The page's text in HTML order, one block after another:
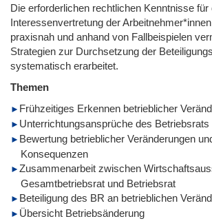
Die erforderlichen rechtlichen Kenntnisse für
Interessenvertretung der
praxisnah und anhand von Fallbeispielen
Strategien zur Durchsetzung der
systematisch erarbeitet.
Themen
Frühzeitiges Erkennen betrieblicher
Unterrichtungsansprüche des Betriebsrats
Bewertung betrieblicher Veränderungen
Konsequenzen
Zusammenarbeit zwischen
Gesamtbetriebsrat und Betriebsrat
Beteiligung des BR an betrieblichen
Übersicht Betriebsänderung